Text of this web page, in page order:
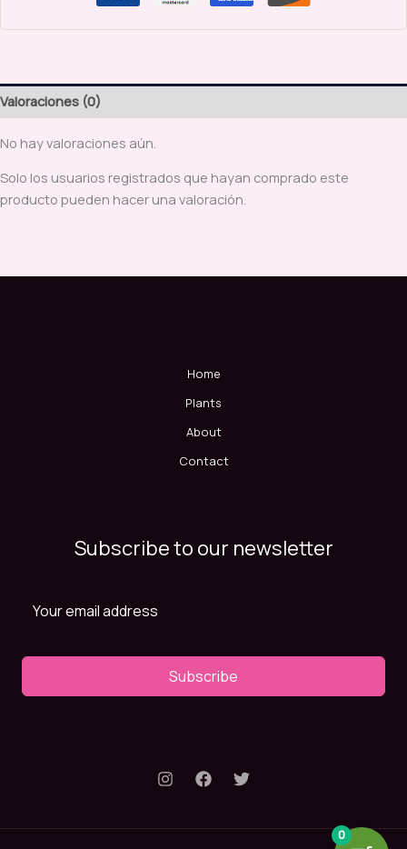
Valoraciones (0)
No hay valoraciones aún.
Solo los usuarios registrados que hayan comprado este
producto pueden hacer una valoración.
Home
Plants
About
Contact
Subscribe to our newsletter
Subscribe
0